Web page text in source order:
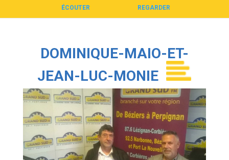
ÉCOUTER REGARDER
DOMINIQUE-MAIO-ET-
JEAN-LUC-MONIE